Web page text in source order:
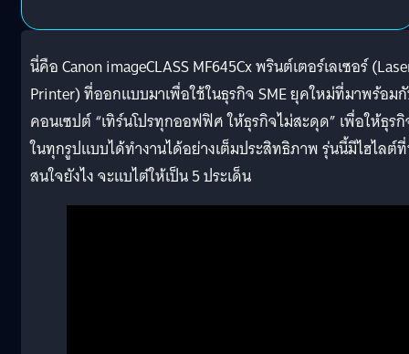
นี่คือ Canon imageCLASS MF645Cx พรินต์เตอร์เลเซอร์
Printer) ที่ออกแบบมาเพื่อใช้ในธุรกิจ SME ยุคใหม่ที่มาพร้อม
คอนเซปต์ “เทิร์นโปรทุกออฟฟิศ ให้ธุรกิจไม่สะดุด” เพื่อให้ธุร
ในทุกรูปแบบได้ทำงานได้อย่างเต็มประสิทธิภาพ รุ่นนี้มีไฮไลต์
สนใจยังไง จะแบไต๋ให้เป็น 5 ประเด็น